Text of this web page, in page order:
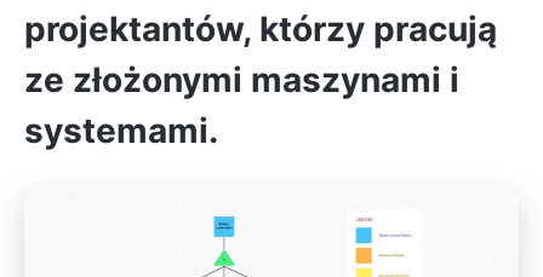
projektantów, którzy pracują
ze złożonymi maszynami i
systemami.